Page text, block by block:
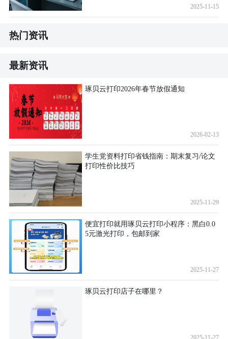
2025-11-15
热门资讯
最新资讯
琢贝云打印2026年春节放假通知
2026-02-13
学生党资料打印省钱指南：期末复习/论文
打印性价比技巧
2025-11-29
便宜打印就用琢贝云打印小程序：黑白0.0
5元激光打印，包邮到家
2025-11-27
琢贝云打印店子在哪里？
2025-11-27